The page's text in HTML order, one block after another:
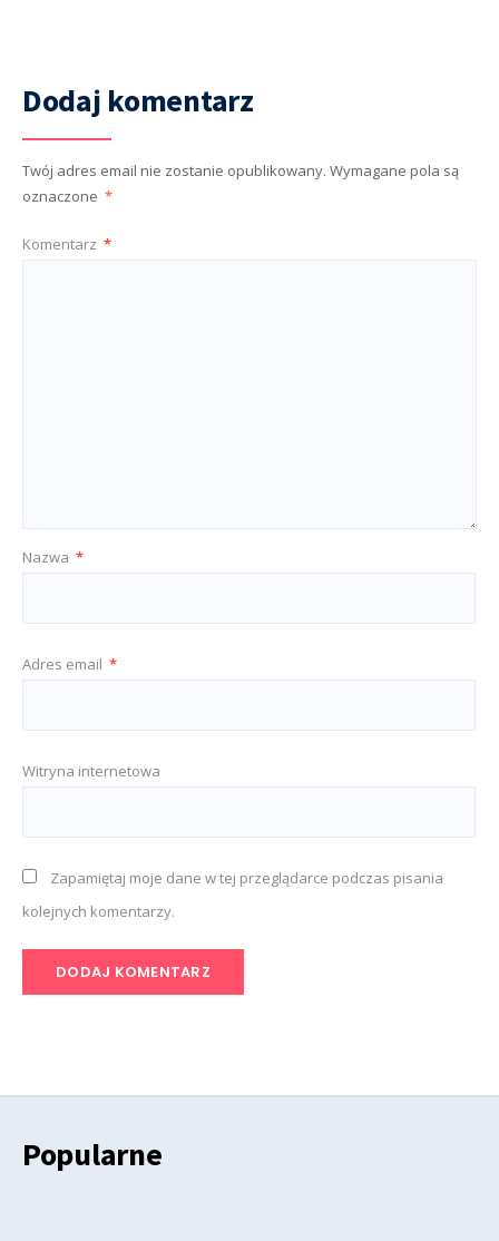
Dodaj komentarz
Twój adres email nie zostanie opublikowany. Wymagane pola są
oznaczone *
Komentarz *
Nazwa *
Adres email *
Witryna internetowa
Zapamiętaj moje dane w tej przeglądarce podczas pisania
kolejnych komentarzy.
Popularne